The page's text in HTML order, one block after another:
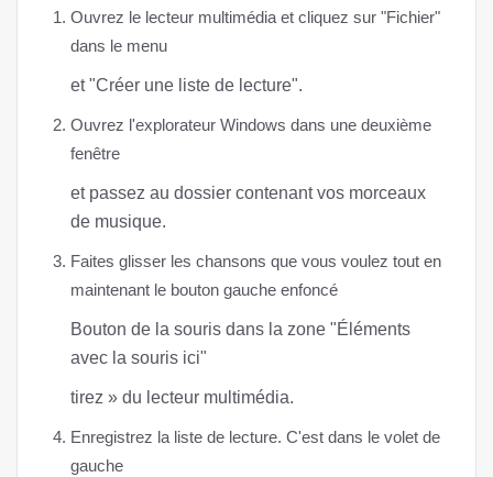
Ouvrez le lecteur multimédia et cliquez sur "Fichier"
dans le menu
et "Créer une liste de lecture".
Ouvrez l'explorateur Windows dans une deuxième
fenêtre
et passez au dossier contenant vos morceaux
de musique.
Faites glisser les chansons que vous voulez tout en
maintenant le bouton gauche enfoncé
Bouton de la souris dans la zone "Éléments
avec la souris ici"
tirez » du lecteur multimédia.
Enregistrez la liste de lecture. C'est dans le volet de
gauche